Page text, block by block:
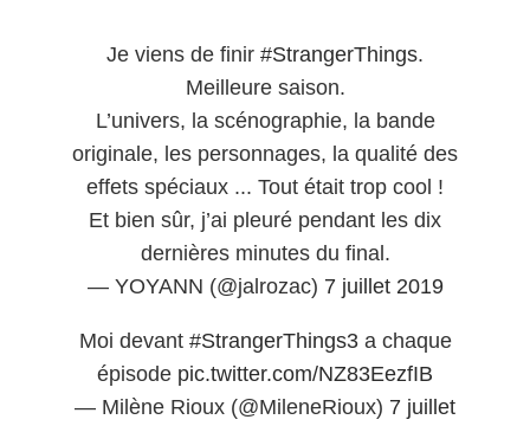
Je viens de finir #StrangerThings.
Meilleure saison.
L’univers, la scénographie, la bande
originale, les personnages, la qualité des
effets spéciaux ... Tout était trop cool !
Et bien sûr, j’ai pleuré pendant les dix
dernières minutes du final.
— YOYANN (@jalrozac) 7 juillet 2019
Moi devant #StrangerThings3a chaque
épisode pic.twitter.com/NZ83EezfIB
— Milène Rioux (@MileneRioux) 7 juillet